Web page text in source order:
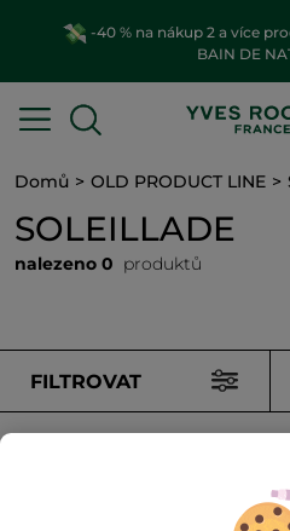
-40 % na nákup 2 a více
BAIN DE
Domů OLD PRODUCT LINE
SOLEILLADE
nalezeno 0 produktů
FILTROVAT